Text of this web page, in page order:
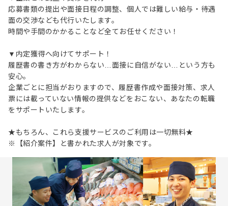
応募書類の提出や面接日程の調整、個人では難しい給与・待遇
面の交渉なども代行いたします。
時間や手間のかかることなど全てお任せください！
▼内定獲得へ向けてサポート！
履歴書の書き方がわからない…面接に自信がない…という方も
安心。
企業ごとに担当がおりますので、履歴書作成や面接対策、求人
票には載っていない情報の提供などをおこない、あなたの転職
をサポートいたします。
★もちろん、これら支援サービスのご利用は一切無料★
※【紹介案件】と書かれた求人が対象です。